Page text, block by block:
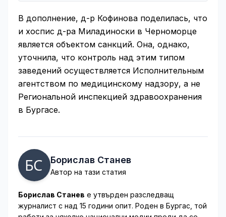
В дополнение, д-р Кофинова поделилась, что
и хоспис д-ра Миладиноски в Черноморце
является объектом санкций. Она, однако,
уточнила, что контроль над этим типом
заведений осуществляется Исполнительным
агентством по медицинскому надзору, а не
Региональной инспекцией здравоохранения
в Бургасе.
Борислав Станев
Автор на тази статия
Борислав Станев е утвърден разследващ
журналист с над 15 години опит. Роден в Бургас, той